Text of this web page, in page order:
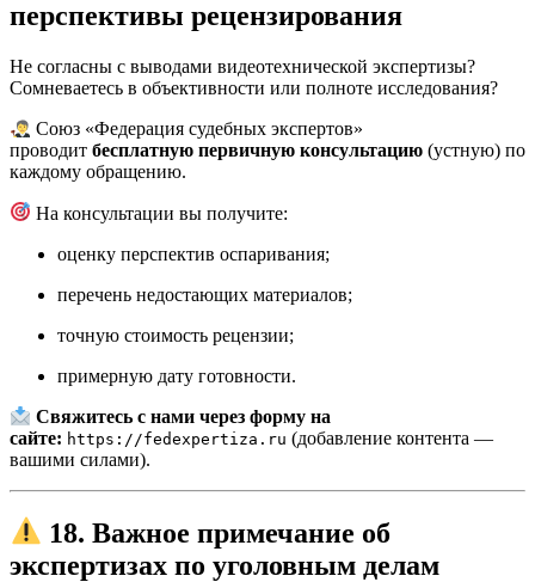
перспективы рецензирования
Не согласны с выводами видеотехнической экспертизы?
Сомневаетесь в объективности или полноте исследования?
Союз «Федерация судебных экспертов»
проводит бесплатную первичную консультацию (устную) по
каждому обращению.
На консультации вы получите:
оценку перспектив оспаривания;
перечень недостающих материалов;
точную стоимость рецензии;
примерную дату готовности.
Свяжитесь с нами через форму на
сайте: https://fedexpertiza.ru (добавление контента —
вашими силами).
18. Важное примечание об
экспертизах по уголовным делам